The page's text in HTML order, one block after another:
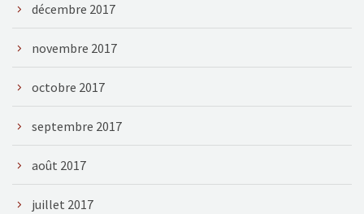
décembre 2017
novembre 2017
octobre 2017
septembre 2017
août 2017
juillet 2017